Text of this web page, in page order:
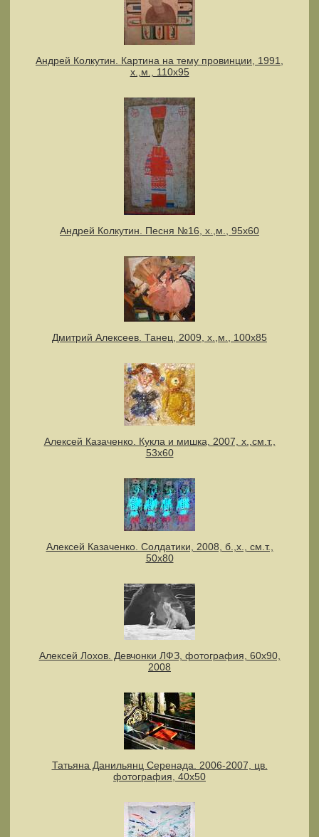
Андрей Колкутин. Картина на тему провинции, 1991,
х.,м., 110х95
Андрей Колкутин. Песня №16, х.,м., 95х60
Дмитрий Алексеев. Танец, 2009, х.,м., 100х85
Алексей Казаченко. Кукла и мишка, 2007, х.,см.т.,
53х60
Алексей Казаченко. Солдатики, 2008, б.,х., см.т.,
50х80
Алексей Лохов. Девчонки ЛФЗ, фотография, 60х90,
2008
Татьяна Данильянц Серенада. 2006-2007, цв.
фотография, 40х50